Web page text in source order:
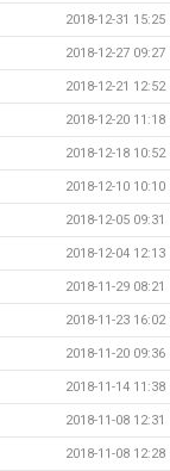
2018-12-31 15:25
2018-12-27 09:27
2018-12-21 12:52
2018-12-20 11:18
2018-12-18 10:52
2018-12-10 10:10
2018-12-05 09:31
2018-12-04 12:13
2018-11-29 08:21
2018-11-23 16:02
2018-11-20 09:36
2018-11-14 11:38
2018-11-08 12:31
2018-11-08 12:28